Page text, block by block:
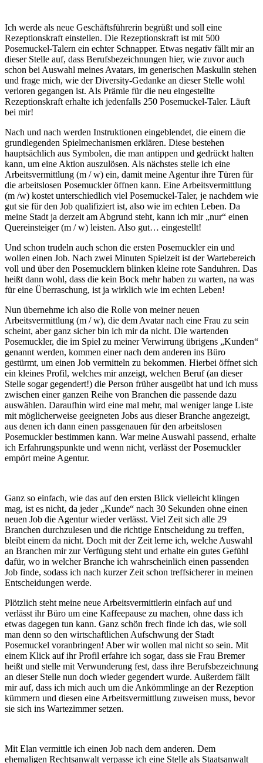
Ich werde als neue Geschäftsführerin begrüßt und soll eine
Rezeptionskraft einstellen. Die Rezeptionskraft ist mit 500
Posemuckel-Talern ein echter Schnapper. Etwas negativ fällt mir an
dieser Stelle auf, dass Berufsbezeichnungen hier, wie zuvor auch
schon bei Auswahl meines Avatars, im generischen Maskulin stehen
und frage mich, wie der Diversity-Gedanke an dieser Stelle wohl
verloren gegangen ist. Als Prämie für die neu eingestellte
Rezeptionskraft erhalte ich jedenfalls 250 Posemuckel-Taler. Läuft
bei mir!
Nach und nach werden Instruktionen eingeblendet, die einem die
grundlegenden Spielmechanismen erklären. Diese bestehen
hauptsächlich aus Symbolen, die man antippen und gedrückt halten
kann, um eine Aktion auszulösen. Als nächstes stelle ich eine
Arbeitsvermittlung (m / w) ein, damit meine Agentur ihre Türen für
die arbeitslosen Posemuckler öffnen kann. Eine Arbeitsvermittlung
(m /w) kostet unterschiedlich viel Posemuckel-Taler, je nachdem wie
gut sie für den Job qualifiziert ist, also wie im echten Leben. Da
meine Stadt ja derzeit am Abgrund steht, kann ich mir „nur“ einen
Quereinsteiger (m / w) leisten. Also gut… eingestellt!
Und schon trudeln auch schon die ersten Posemuckler ein und
wollen einen Job. Nach zwei Minuten Spielzeit ist der Wartebereich
voll und über den Posemucklern blinken kleine rote Sanduhren. Das
heißt dann wohl, dass die kein Bock mehr haben zu warten, na was
für eine Überraschung, ist ja wirklich wie im echten Leben!
Nun übernehme ich also die Rolle von meiner neuen
Arbeitsvermittlung (m / w), die dem Avatar nach eine Frau zu sein
scheint, aber ganz sicher bin ich mir da nicht. Die wartenden
Posemuckler, die im Spiel zu meiner Verwirrung übrigens „Kunden“
genannt werden, kommen einer nach dem anderen ins Büro
gestürmt, um einen Job vermitteln zu bekommen. Hierbei öffnet sich
ein kleines Profil, welches mir anzeigt, welchen Beruf (an dieser
Stelle sogar gegendert!) die Person früher ausgeübt hat und ich muss
zwischen einer ganzen Reihe von Branchen die passende dazu
auswählen. Daraufhin wird eine mal mehr, mal weniger lange Liste
mit möglicherweise geeigneten Jobs aus dieser Branche angezeigt,
aus denen ich dann einen passgenauen für den arbeitslosen
Posemuckler bestimmen kann. War meine Auswahl passend, erhalte
ich Erfahrungspunkte und wenn nicht, verlässt der Posemuckler
empört meine Agentur.
Ganz so einfach, wie das auf den ersten Blick vielleicht klingen
mag, ist es nicht, da jeder „Kunde“ nach 30 Sekunden ohne einen
neuen Job die Agentur wieder verlässt. Viel Zeit sich alle 29
Branchen durchzulesen und die richtige Entscheidung zu treffen,
bleibt einem da nicht. Doch mit der Zeit lerne ich, welche Auswahl
an Branchen mir zur Verfügung steht und erhalte ein gutes Gefühl
dafür, wo in welcher Branche ich wahrscheinlich einen passenden
Job finde, sodass ich nach kurzer Zeit schon treffsicherer in meinen
Entscheidungen werde.
Plötzlich steht meine neue Arbeitsvermittlerin einfach auf und
verlässt ihr Büro um eine Kaffeepause zu machen, ohne dass ich
etwas dagegen tun kann. Ganz schön frech finde ich das, wie soll
man denn so den wirtschaftlichen Aufschwung der Stadt
Posemuckel voranbringen! Aber wir wollen mal nicht so sein. Mit
einem Klick auf ihr Profil erfahre ich sogar, dass sie Frau Bremer
heißt und stelle mit Verwunderung fest, dass ihre Berufsbezeichnung
an dieser Stelle nun doch wieder gegendert wurde. Außerdem fällt
mir auf, dass ich mich auch um die Ankömmlinge an der Rezeption
kümmern und diesen eine Arbeitsvermittlung zuweisen muss, bevor
sie sich ins Wartezimmer setzen.
Mit Elan vermittle ich einen Job nach dem anderen. Dem
ehemaligen Rechtsanwalt verpasse ich eine Stelle als Staatsanwalt